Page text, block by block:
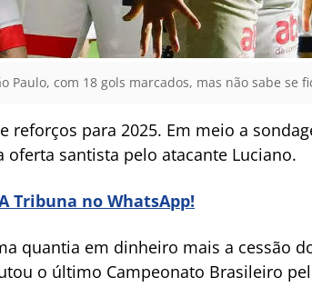
com 18 gols marcados, mas não sabe se
reforços para 2025. Em meio a
santista pelo atacante Luciano.
Tribuna no WhatsApp!
quantia em dinheiro mais a cessão
o último Campeonato Brasileiro